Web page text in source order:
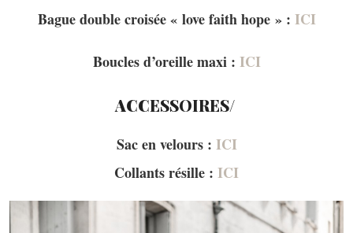
Bague double croisée « love faith hope » : ICI
Boucles d’oreille maxi : ICI
ACCESSOIRES/
Sac en velours : ICI
Collants résille : ICI